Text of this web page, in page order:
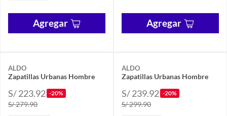
Agregar Agregar
ALDO
Zapatillas Urbanas Hombre
S/ 223.92 -20%
S/ 279.90
ALDO
Zapatillas Urbanas Hombre
S/ 239.92 -20%
S/ 299.90